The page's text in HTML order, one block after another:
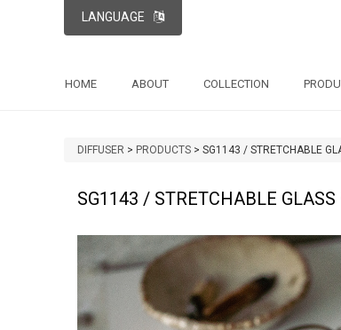
LANGUAGE
HOME ABOUT COLLECTION
DIFFUSER > PRODUCTS > SG1143 / STRETCHABLE
SG1143 / STRETCHABLE GLASS